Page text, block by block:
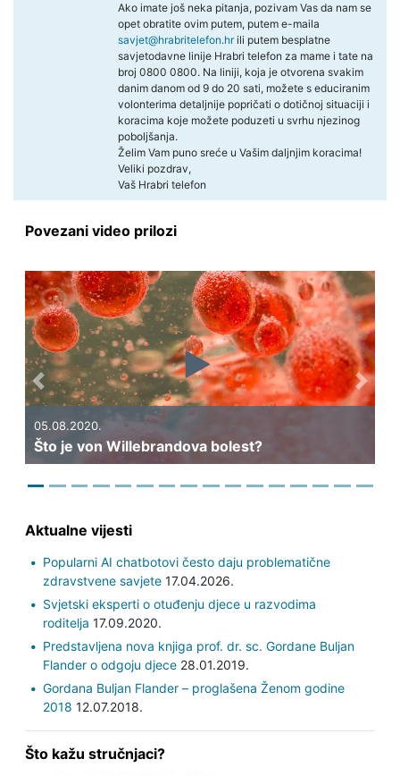
Ako imate još neka pitanja, pozivam Vas da nam se
opet obratite ovim putem, putem e-maila
savjet@hrabritelefon.hrili putem besplatne
savjetodavne linije Hrabri telefon za mame i tate na
broj 0800 0800. Na liniji, koja je otvorena svakim
danim danom od 9 do 20 sati, možete s educiranim
volonterima detaljnije popričati o dotičnoj situaciji i
koracima koje možete poduzeti u svrhu njezinog
poboljšanja.
Želim Vam puno sreće u Vašim daljnjim koracima!
Veliki pozdrav,
Vaš Hrabri telefon
Povezani video prilozi
Što je imunotrombocitopenija?
Previous Next
Aktualne vijesti
Popularni AI chatbotovi često daju problematične
zdravstvene savjete17.04.2026.
Svjetski eksperti o otuđenju djece u razvodima
roditelja 17.09.2020.
Predstavljena nova knjiga prof. dr. sc. Gordane Buljan
Flander o odgoju djece28.01.2019.
Gordana Buljan Flander – proglašena Ženom godine
2018 12.07.2018.
Što kažu stručnjaci?